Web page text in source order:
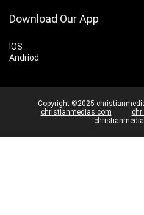
Download Our App
IOS
Andriod
Copyright ©2025
christianmedias.com